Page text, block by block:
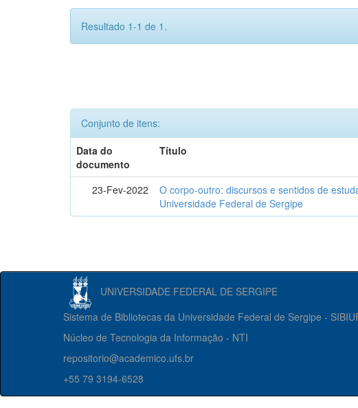
Resultado 1-1 de 1.
Conjunto de itens:
Data do
documento
Título
23-Fev-2022
O corpo-outro: discursos e sentidos de
Universidade Federal de Sergipe
UNIVERSIDADE FEDERAL DE SERGIPE
Sistema de Bibliotecas da Universidade Federal de Sergipe -
Núcleo de Tecnologia da Informação - NTI
repositorio@academico.ufs.br
+55 79 3194-6528